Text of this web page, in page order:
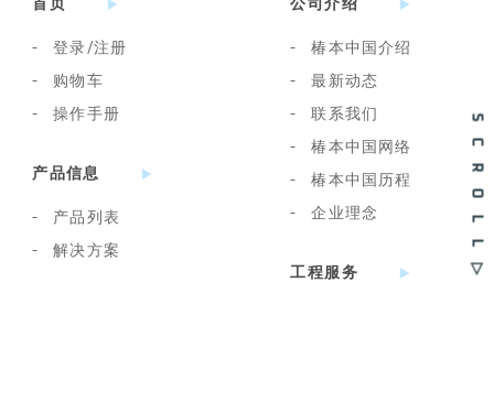
首页
- 登录/注册
- 购物车
- 操作手册
产品信息
- 产品列表
- 解决方案
公司介绍
- 椿本中国介绍
- 最新动态
- 联系我们
- 椿本中国网络
- 椿本中国历程
- 企业理念
工程服务 SCROLL▷